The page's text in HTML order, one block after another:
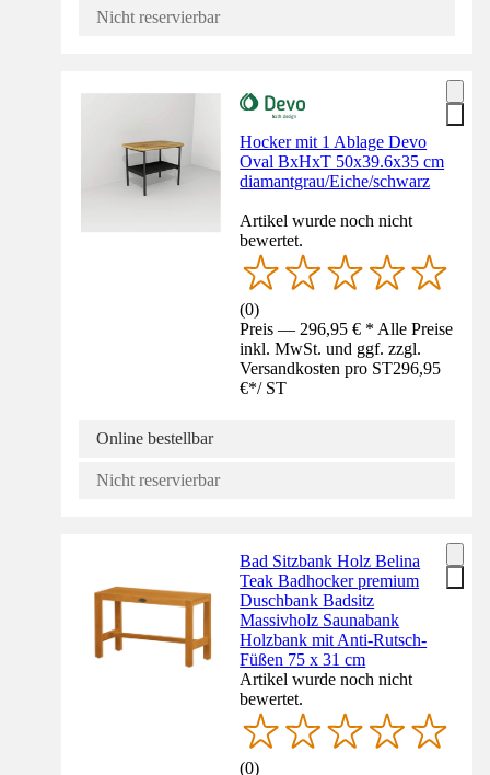
Nicht reservierbar
Hocker mit 1 Ablage Devo
Oval BxHxT 50x39.6x35 cm
diamantgrau/Eiche/schwarz
Artikel wurde noch nicht
bewertet.
(0)
Preis — 296,95 € * Alle Preise
inkl. MwSt. und ggf. zzgl.
Versandkosten pro ST296,95
€*/ ST
Online bestellbar
Nicht reservierbar
Bad Sitzbank Holz Belina
Teak Badhocker premium
Duschbank Badsitz
Massivholz Saunabank
Holzbank mit Anti-Rutsch-
Füßen 75 x 31 cm
Artikel wurde noch nicht
bewertet.
(0)